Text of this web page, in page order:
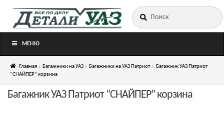
Перейти
Перейти
Искать:
МЕНЮ
Главная Багажники на УАЗ Багажники на УАЗ Патриот
Багажник УАЗ Патриот
“СНАЙПЕР” корзина
Багажник УАЗ Патриот “СНАЙПЕР” корзина